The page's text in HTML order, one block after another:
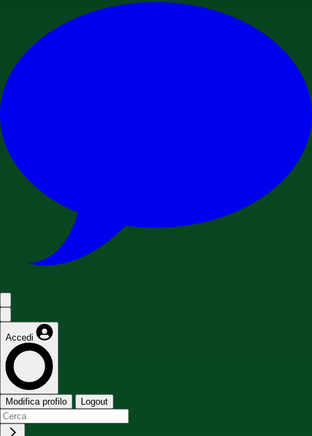
Accedi
Modifica profilo Logout